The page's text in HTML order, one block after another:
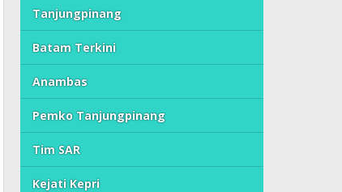
Tanjungpinang
Batam Terkini
Anambas
Pemko Tanjungpinang
Tim SAR
Kejati Kepri